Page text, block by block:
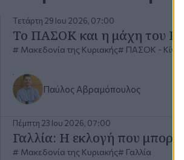
Τετάρτη 29 Ιου 2026, 07:00
Το ΠΑΣΟΚ και η μάχη του
Μακεδονία της Κυριακής ΠΑΣΟΚ -
Παύλος Αβραμόπουλος
Πέμπτη 23 Ιου 2026, 07:00
Γαλλία: Η εκλογή που
Μακεδονία της Κυριακής Γαλλία